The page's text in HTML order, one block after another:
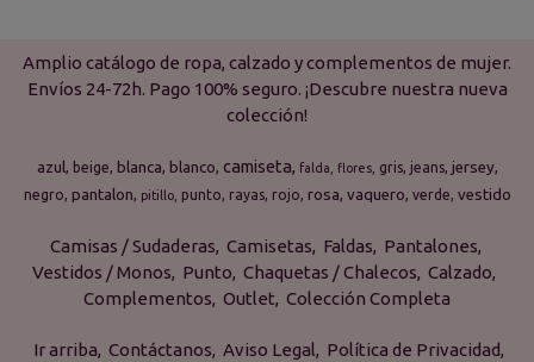
Amplio catálogo de ropa, calzado y complementos de mujer.
Envíos 24-72h. Pago 100% seguro. ¡Descubre nuestra nueva
colección!
azul beige blanca blanco camiseta falda flores gris jeans jersey
negro pantalon pitillo punto rayas rojo rosa vaquero verde vestido
Camisas / Sudaderas Camisetas Faldas
Pantalones
Vestidos / Monos
Punto Chaquetas / Chalecos Calzado
Complementos Outlet Colección Completa
Ir arriba Contáctanos Aviso Legal Política de Privacidad